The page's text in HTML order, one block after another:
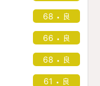
68 • 良
66 • 良
68 • 良
61 • 良